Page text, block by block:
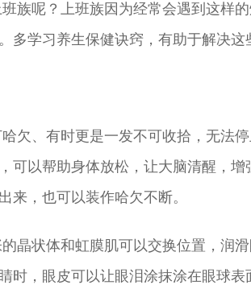
呢？上班族因为经常会遇到这样的
多学习养生保健诀窍，有助于解决这
、有时更是一发不可收拾，无法停
可以帮助身体放松，让大脑清醒，
来，也可以装作哈欠不断。
状体和虹膜肌可以交换位置，润滑
时，眼皮可以让眼泪涂抹涂在眼球